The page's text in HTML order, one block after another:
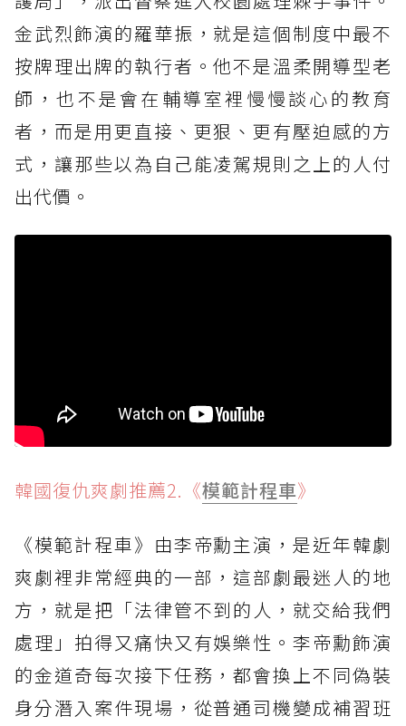
金武烈飾演的羅華振，就是這個制度中最不
按牌理出牌的執行者。他不是溫柔開導型老
師，也不是會在輔導室裡慢慢談心的教育
者，而是用更直接、更狠、更有壓迫感的方
式，讓那些以為自己能凌駕規則之上的人付
出代價。
韓國復仇爽劇推薦2.《模範計程車》
《模範計程車》由李帝勳主演，是近年韓劇
爽劇裡非常經典的一部，這部劇最迷人的地
方，就是把「法律管不到的人，就交給我們
處理」拍得又痛快又有娛樂性。李帝勳飾演
的金道奇每次接下任務，都會換上不同偽裝
身分潛入案件現場，從普通司機變成補習班